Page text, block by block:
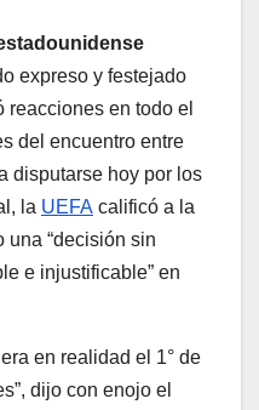
expreso y festejado
reacciones en todo el
del encuentro entre
disputarse hoy por los
la UEFA calificó a la
una “decisión sin
e injustificable” en
en realidad el 1° de
dijo con enojo el